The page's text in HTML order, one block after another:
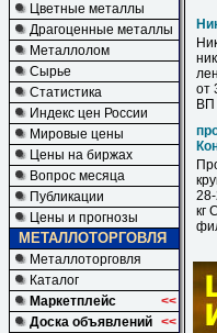
Цветные металлы
Драгоценные металлы
Металлолом
Сырье
Статистика
Индекс цен России
Мировые цены
Цены на биржах
Вопрос месяца
Публикации
Цены и прогнозы
МЕТАЛЛОТОРГОВЛЯ
Металлоторговля
Каталог
Маркетплейс
<<
Доска объявлений <<
от
ВП
28-
кг